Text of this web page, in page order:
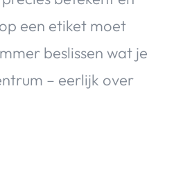
een etiket moet
beslissen wat je
– eerlijk over